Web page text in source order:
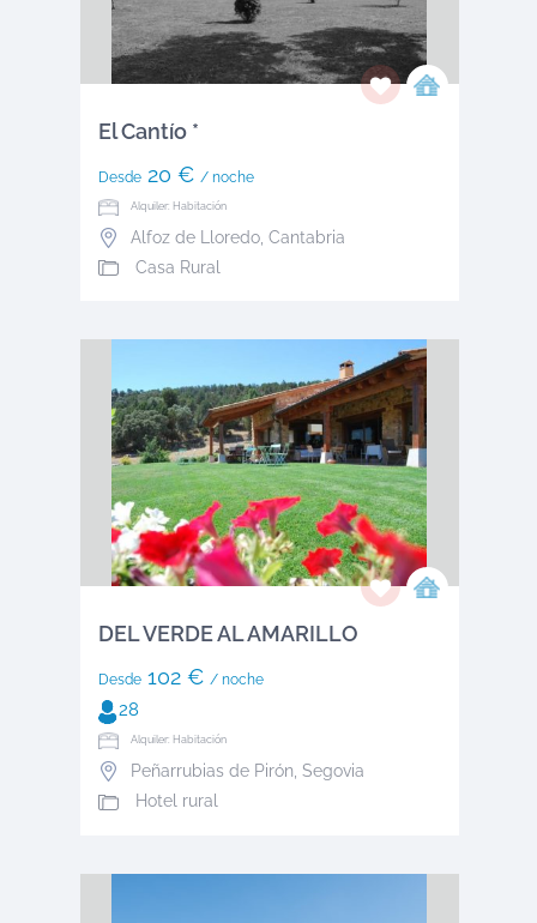
El Cantío *
Desde20 € / noche
Alquiler: Habitación
Alfoz de Lloredo, Cantabria
Casa Rural
DEL VERDE AL AMARILLO
Desde102 € / noche
28
Alquiler: Habitación
Peñarrubias de Pirón Segovia
Hotel rural